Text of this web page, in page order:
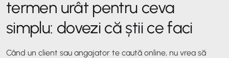
termen urât pentru ceva
simplu: dovezi că știi ce faci
Când un client sau angajator te caută online, nu vrea să